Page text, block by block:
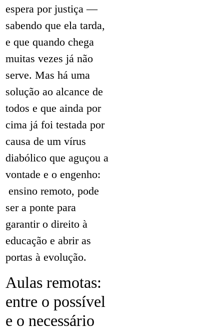
espera por justiça —
sabendo que ela tarda,
e que quando chega
muitas vezes já não
serve. Mas há uma
solução ao alcance de
todos e que ainda por
cima já foi testada por
causa de um vírus
diabólico que aguçou a
vontade e o engenho:
ensino remoto, pode
ser a ponte para
garantir o direito à
educação e abrir as
portas à evolução.
Aulas remotas:
entre o possível
e o necessário